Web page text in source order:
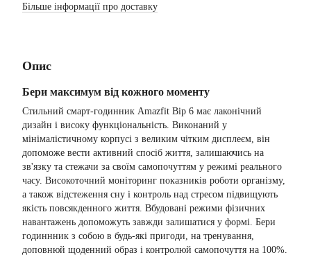
Більше інформації про доставку
Опис
Бери максимум від кожного моменту
Стильний смарт-годинник Amazfit Bip 6 має лаконічний
дизайн і високу функціональність. Виконаний у
мінімалістичному корпусі з великим чітким дисплеєм, він
допоможе вести активний спосіб життя, залишаючись на
зв'язку та стежачи за своїм самопочуттям у режимі реального
часу. Високоточний моніторинг показників роботи організму,
а також відстеження сну і контроль над стресом підвищують
якість повсякденного життя. Вбудовані режими фізичних
навантажень допоможуть завжди залишатися у формі. Бери
годиннник з собою в будь-які пригоди, на тренування,
доповнюй щоденний образ і контролюй самопочуття на 100%.